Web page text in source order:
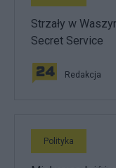
Strzały w
Secret Service
Redakcja
Polityka